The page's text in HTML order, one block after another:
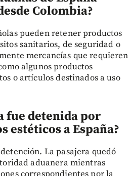
Colombia?
pueden retener productos
sanitarios, de seguridad o
mercancías que requieren
algunos productos
o artículos destinados a uso
fue detenida por
estéticos a España?
La pasajera quedó
aduanera mientras